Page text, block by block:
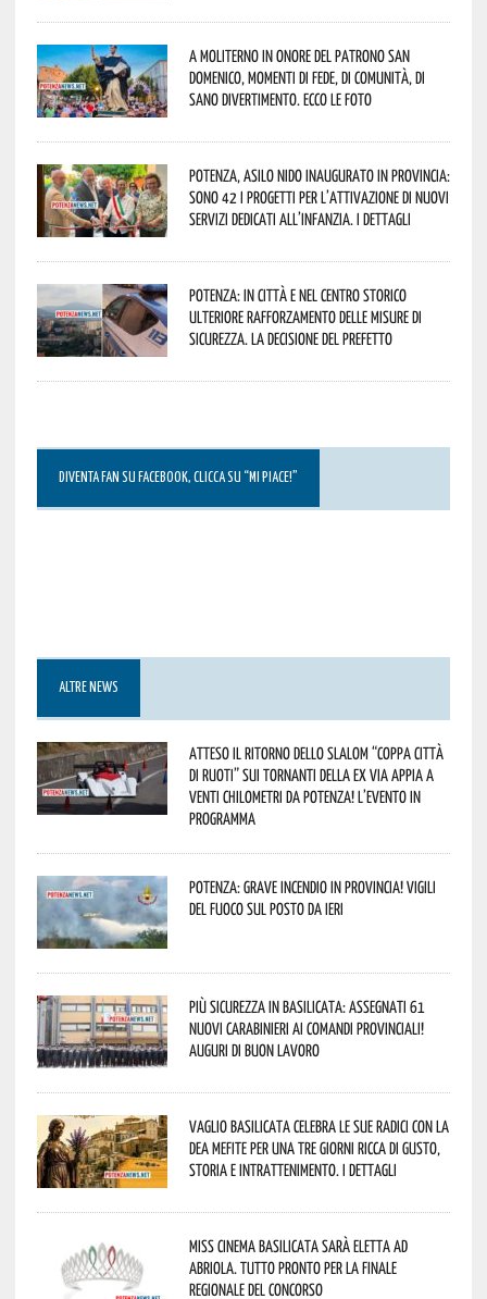
A Moliterno in onore del Patrono San
Domenico, momenti di fede, di comunità, di
sano divertimento. Ecco le foto
Potenza, asilo nido inaugurato in provincia:
sono 42 i progetti per l’attivazione di nuovi
servizi dedicati all’infanzia. I dettagli
Potenza: in città e nel centro storico
ulteriore rafforzamento delle misure di
sicurezza. La decisione del Prefetto
DIVENTA FAN SU FACEBOOK, CLICCA SU “MI PIACE!”
ALTRE NEWS
Atteso il ritorno dello slalom “Coppa Città
di Ruoti” sui tornanti della ex via Appia a
venti chilometri da Potenza! L’evento in
programma
Potenza: grave incendio in Provincia! Vigili
del fuoco sul posto da ieri
Più sicurezza in Basilicata: assegnati 61
nuovi Carabinieri ai Comandi provinciali!
Auguri di buon lavoro
Vaglio Basilicata celebra le sue radici con la
Dea Mefite per una tre giorni ricca di gusto,
storia e intrattenimento. I dettagli
Miss Cinema Basilicata sarà eletta ad
Abriola. Tutto pronto per la finale
regionale del concorso